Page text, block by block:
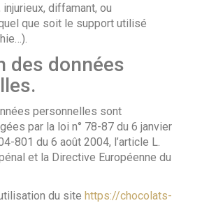
diffamant, ou
que soit le support utilisé
des données
personnelles sont
par la loi n° 78-87 du 6 janvier
801 du 6 août 2004, l’article L.
et la Directive Européenne du
du site https://chocolats-